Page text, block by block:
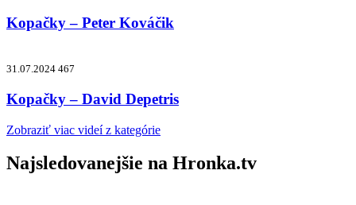
Kopačky – Peter Kováčik
31.07.2024 467
Kopačky – David Depetris
Zobraziť viac videí z kategórie
Najsledovanejšie na Hronka.tv